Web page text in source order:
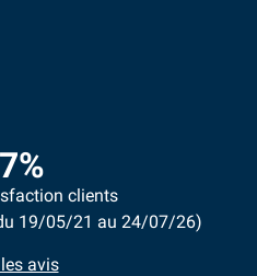
clients
19/05/21 au 24/07/26)
avis